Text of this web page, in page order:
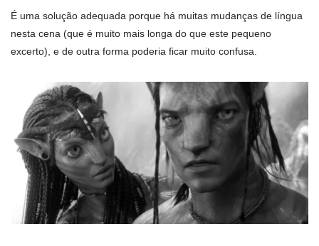
É uma solução adequada porque há muitas mudanças de língua
nesta cena (que é muito mais longa do que este pequeno
excerto), e de outra forma poderia ficar muito confusa.